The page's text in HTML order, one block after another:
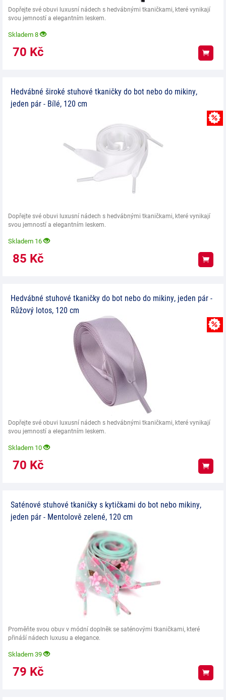
Dopřejte své obuvi luxusní nádech s hedvábnými tkaničkami, které vynikají
svou jemností a elegantním leskem.
Skladem 8
70 Kč
Hedvábné široké stuhové tkaničky do bot nebo do mikiny,
jeden pár - Bílé, 120 cm
Dopřejte své obuvi luxusní nádech s hedvábnými tkaničkami, které vynikají
svou jemností a elegantním leskem.
Skladem 16
85 Kč
Hedvábné stuhové tkaničky do bot nebo do mikiny, jeden pár -
Růžový lotos, 120 cm
Dopřejte své obuvi luxusní nádech s hedvábnými tkaničkami, které vynikají
svou jemností a elegantním leskem.
Skladem 10
70 Kč
Saténové stuhové tkaničky s kytičkami do bot nebo mikiny,
jeden pár - Mentolově zelené, 120 cm
Proměňte svou obuv v módní doplněk se saténovými tkaničkami, které
přináší nádech luxusu a elegance.
Skladem 39
79 Kč